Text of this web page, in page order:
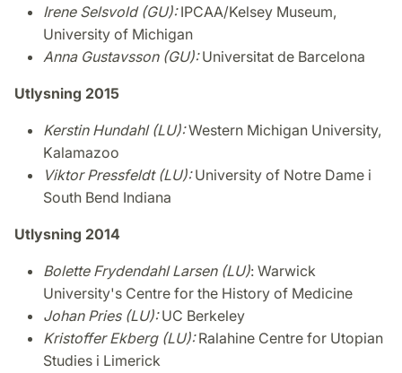
Irene Selsvold (GU):IPCAA/Kelsey Museum,
University of Michigan
Anna Gustavsson (GU):Universitat de Barcelona
Utlysning 2015
Kerstin Hundahl (LU):Western Michigan University,
Kalamazoo
Viktor Pressfeldt (LU):University of Notre Dame i
South Bend Indiana
Utlysning 2014
Bolette Frydendahl Larsen (LU): Warwick
University's Centre for the History of Medicine
Johan Pries (LU):UC Berkeley
Kristoffer Ekberg (LU):Ralahine Centre for Utopian
Studies i Limerick